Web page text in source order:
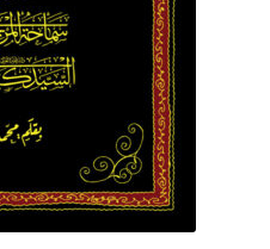
حساب کاربری من
سبد خرید
قوانین و مقررات